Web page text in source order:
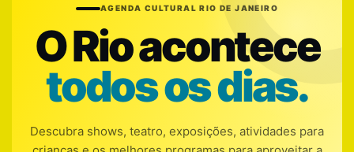
AGENDA CULTURAL RIO DE JANEIRO
O Rio acontece
todos os dias.
Descubra shows, teatro, exposições, atividades para